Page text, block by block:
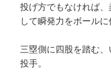
投げ方でもなければ
して瞬発力をボールに
三塁側に四股を踏む
投手。